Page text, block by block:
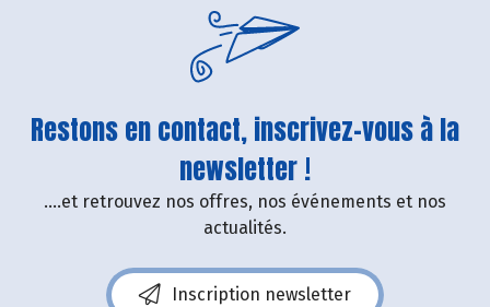
Restons en contact, inscrivez-vous à la
newsletter !
....et retrouvez nos offres, nos événements et nos
actualités.
Inscription newsletter